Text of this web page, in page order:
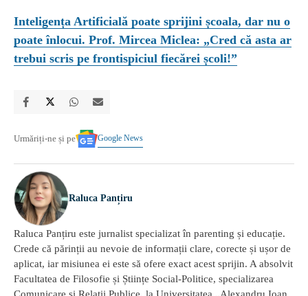
Inteligența Artificială poate sprijini școala, dar nu o
poate înlocui. Prof. Mircea Miclea: „Cred că asta ar
trebui scris pe frontispiciul fiecărei școli!”
Urmăriți-ne și pe Google News
Raluca Panțiru
Raluca Panțiru este jurnalist specializat în parenting și educație.
Crede că părinții au nevoie de informații clare, corecte și ușor de
aplicat, iar misiunea ei este să ofere exact acest sprijin. A absolvit
Facultatea de Filosofie și Științe Social-Politice, specializarea
Comunicare și Relații Publice, la Universitatea „Alexandru Ioan